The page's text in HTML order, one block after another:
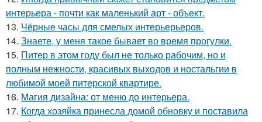
интерьера - почти как маленький арт - объект.
13. Чёрные часы для смелых интерьерьеров.
14. Знаете, у меня такое бывает во время прогулки.
15. Питер в этом году был не только рабочим, но и
полным нежности, красивых выходов и ностальгии в
любимой моей питерской квартире.
16. Магия дизайна: от меню до интерьера.
17. Когда хозяйка принесла домой обновку и поставила